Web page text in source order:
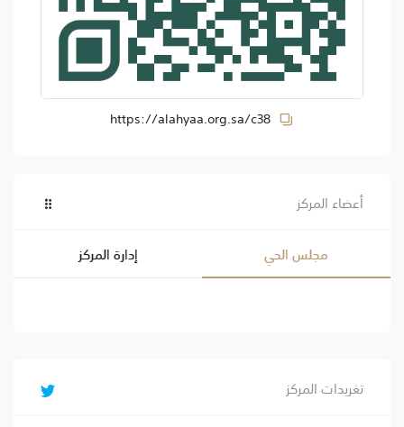
أعضاء المركز
مجلس الحي
إدارة المركز
تغريدات المركز